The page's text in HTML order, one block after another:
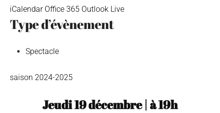
iCalendar Office 365 Outlook Live
Type d’évènement
Spectacle
saison 2024-2025
Jeudi 19 décembre|à19h